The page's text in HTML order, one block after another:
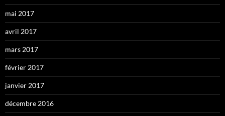
mai 2017
avril 2017
mars 2017
février 2017
janvier 2017
décembre 2016